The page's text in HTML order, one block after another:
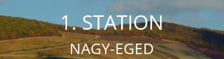
1. STATION
NAGY-EGED